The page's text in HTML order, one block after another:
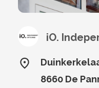
8660 De